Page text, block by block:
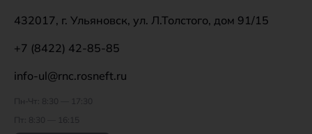
432017, г. Ульяновск, ул. Л.Толстого, дом 91/15
+7 (8422) 42-85-85
info-ul@rnc.rosneft.ru
Пн-Чт: 8:30 — 17:30
Пт: 8:30 — 16:15